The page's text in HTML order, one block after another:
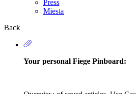
Secondary
Press
Miesta
Back
Your personal Fiege Pinboard: